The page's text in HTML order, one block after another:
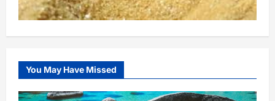
You May Have Missed